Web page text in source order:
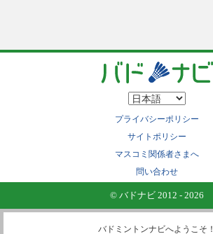
プライバシーポリシー
サイトポリシー
マスコミ関係者さまへ
問い合わせ
© バドナビ 2012 - 2026
バドミントンナビへようこそ！